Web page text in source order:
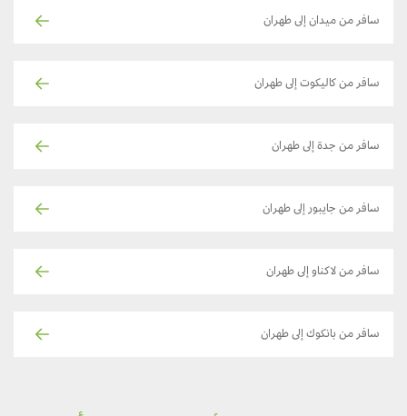
سافر من ميدان إلى طهران
سافر من كاليكوت إلى طهران
سافر من جدة إلى طهران
سافر من جايبور إلى طهران
سافر من لاكناو إلى طهران
سافر من بانكوك إلى طهران